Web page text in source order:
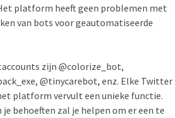
platform heeft geen problemen met
van bots voor geautomatiseerde
zijn @colorize_bot,
@tinycarebot, enz. Elke Twitter
platform vervult een unieke functie.
behoeften zal je helpen om er een te